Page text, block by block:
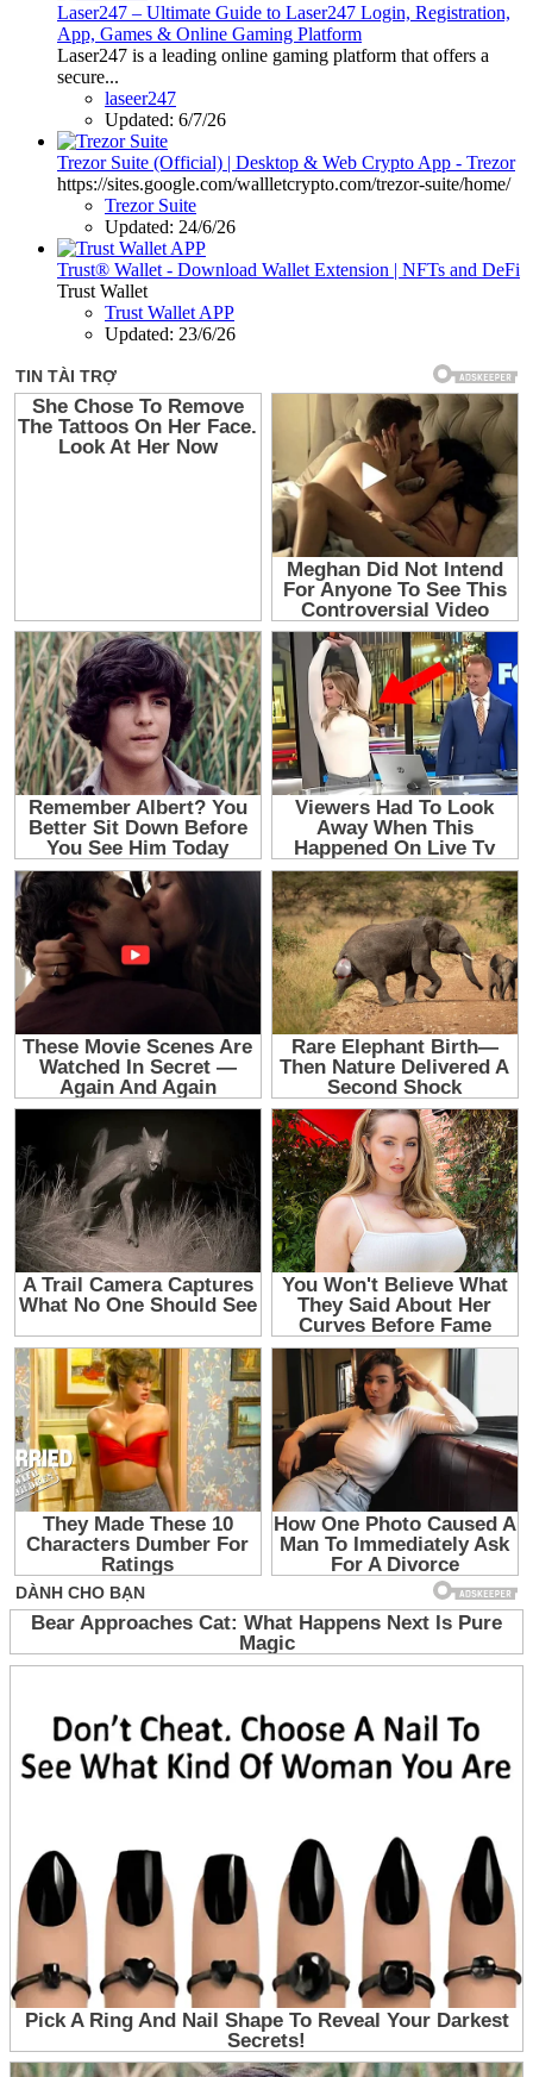
Laser247 – Ultimate Guide to Laser247 Login, Registration,
App, Games & Online Gaming Platform
Laser247 is a leading online gaming platform that offers a
secure...
laseer247
Updated: 6/7/26
Trezor Suite (Official) | Desktop & Web Crypto App - Trezor
https://sites.google.com/wallletcrypto.com/trezor-suite/home/
Trezor Suite
Updated: 24/6/26
Trust® Wallet - Download Wallet Extension | NFTs and DeFi
Trust Wallet
Trust Wallet APP
Updated: 23/6/26